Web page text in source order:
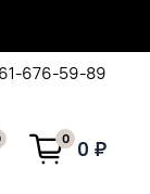
676-59-89
0 0 ₽